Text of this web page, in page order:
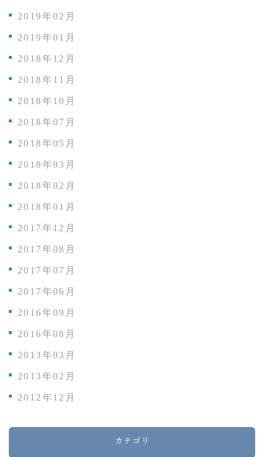
2019年02月
2019年01月
2018年12月
2018年11月
2018年10月
2018年07月
2018年05月
2018年03月
2018年02月
2018年01月
2017年12月
2017年08月
2017年07月
2017年06月
2016年09月
2016年08月
2013年03月
2013年02月
2012年12月
カテゴリ